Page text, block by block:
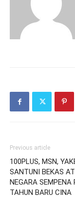
Previous article
100PLUS, MSN,
SANTUNI BEKAS
NEGARA SEMPENA
TAHUN BARU CINA